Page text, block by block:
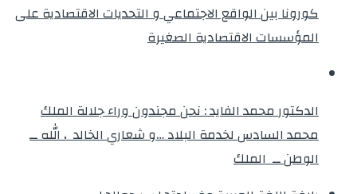
كورونا بين الواقع الاجتماعي و التحديات الاقتصادية على
المؤسسات الاقتصادية الصغيرة
الدكتور محمد الفايد : نحن مجندون وراء جلالة الملك
محمد السادس لخدمة البلاد …و شعاري الخالد ، الله ــ
الوطن ــ الملك